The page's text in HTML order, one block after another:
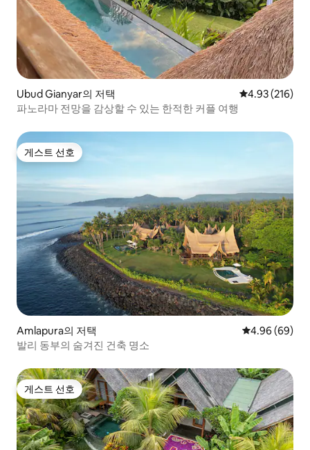
Ubud Gianyar의 저택 평점 4.93점(5
4.93 (216)
파노라마 전망을 감상할 수 있는 한적한 커플 여행
게스트 선호
게스트 선호
Amlapura의 저택 평점 4.96점(5
4.96 (69)
발리 동부의 숨겨진 건축 명소
게스트 선호
게스트 선호